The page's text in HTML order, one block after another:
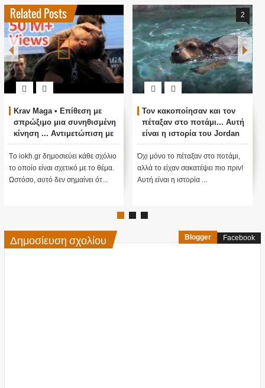
Related Posts
Krav Maga • Επίθεση με
σπρώξιμο μια συνηθισμένη
κίνηση ... Αντιμετώπιση με
κλείδωμα κεφαλής
αντιπάλου ... (Βίντεο)
Tο iokh.gr δημοσιεύει κάθε σχόλιο
το οποίο είναι σχετικό με το θέμα.
Ωστόσο, αυτό δεν σημαίνει ότ...
2
Τον κακοποίησαν και τον
πέταξαν στο ποτάμι... Αυτή
είναι η ιστορία του Jordan
ενός γενναίου κουταβιού!
Πάρτε χαρτομάντιλα πριν
δείτε αυτό το βίντεο
Όχι μόνο το πέταξαν στο ποτάμι,
αλλά το είχαν σακατέψει πιο πριν!
Αυτή είναι η ιστορία ...
Δημοσίευση σχολίου Blogger Facebook